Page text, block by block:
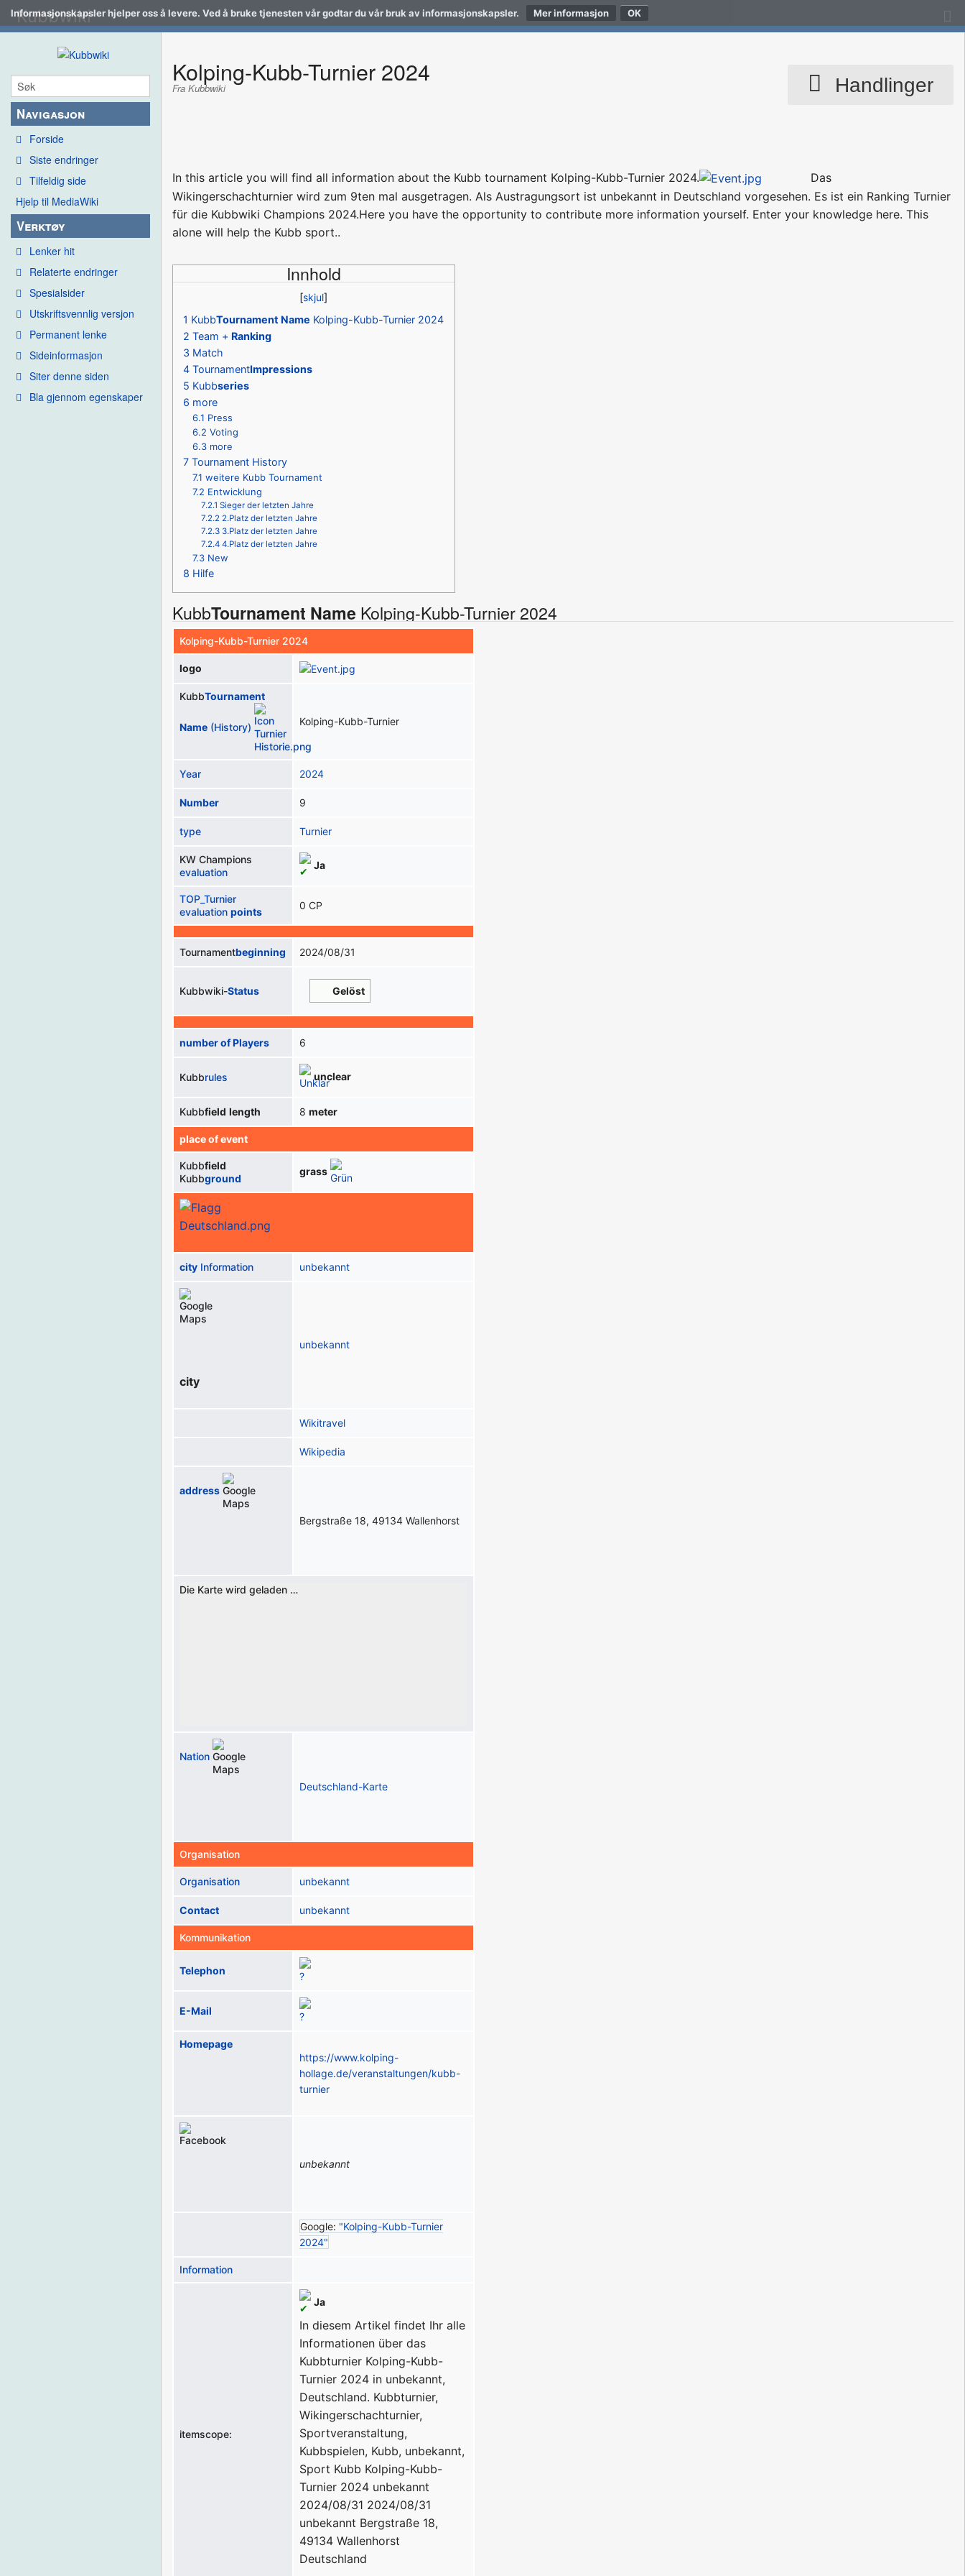
Informasjonskapsler hjelper oss å levere. Ved å bruke tjenesten vår godtar du vår bruk av informasjonskapsler. Mer informasjon
Kubbwiki
Navigasjon
Forside
Siste endringer
Tilfeldig side
Hjelp til MediaWiki
Verktøy
Lenker hit
Relaterte endringer
Spesialsider
Utskriftsvennlig versjon
Permanent lenke
Sideinformasjon
Siter denne siden
Bla gjennom egenskaper
Handlinger
Kolping-Kubb-Turnier 2024
Fra Kubbwiki
In this article you will find all information about the Kubb tournament Kolping-Kubb-Turnier 2024.
Das
Wikingerschachturnier wird zum 9ten mal ausgetragen. Als Austragungsort ist unbekannt in Deutschland vorgesehen. Es ist ein Ranking Turnier
für die Kubbwiki Champions 2024.Here you have the opportunity to contribute more information yourself. Enter your knowledge here. This
alone will help the Kubb sport..
Innhold
1 KubbTournament Name Kolping-Kubb-Turnier 2024
2 Team + Ranking
3 Match
4 TournamentImpressions
5 Kubbseries
6 more
6.1 Press
6.2 Voting
6.3 more
7 Tournament History
7.1 weitere Kubb Tournament
7.2 Entwicklung
7.2.1 Sieger der letzten Jahre
7.2.2 2.Platz der letzten Jahre
7.2.3 3.Platz der letzten Jahre
7.2.4 4.Platz der letzten Jahre
7.3 New
8 Hilfe
KubbTournament Name Kolping-Kubb-Turnier 2024
Kolping-Kubb-Turnier 2024
logo
KubbTournament
Name (History) Kolping-Kubb-Turnier
Year 2024
Number 9
type Turnier
KW Champions
evaluation
Ja
TOP_Turnier
evaluationpoints
0 CP
Tournamentbeginning 2024/08/31
Kubbwiki-Status Gelöst
number of Players 6
Kubbrules unclear
Kubbfield length 8meter
place of event
Kubbfield
Kubbground
grass
city Information unbekannt
city
unbekannt
Wikitravel
Wikipedia
address
Bergstraße 18, 49134 Wallenhorst
Die Karte wird geladen …
Nation
Deutschland-Karte
Organisation
Organisation unbekannt
Contact unbekannt
Kommunikation
Telephon
E-Mail
Homepage
https://www.kolping-
hollage.de/veranstaltungen/kubb-
turnier
unbekannt
Google: "Kolping-Kubb-Turnier
2024"
Information
itemscope:
Ja
In diesem Artikel findet Ihr alle
Informationen über das
Kubbturnier Kolping-Kubb-
Turnier 2024 in unbekannt,
Deutschland. Kubbturnier,
Wikingerschachturnier,
Sportveranstaltung,
Kubbspielen, Kubb, unbekannt,
Sport Kubb Kolping-Kubb-
Turnier 2024 unbekannt
2024/08/31 2024/08/31
unbekannt Bergstraße 18,
49134 Wallenhorst
Deutschland